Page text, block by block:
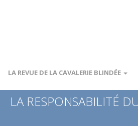
LA REVUE DE LA CAVALERIE BLINDÉE
LA RESPONSABILITÉ